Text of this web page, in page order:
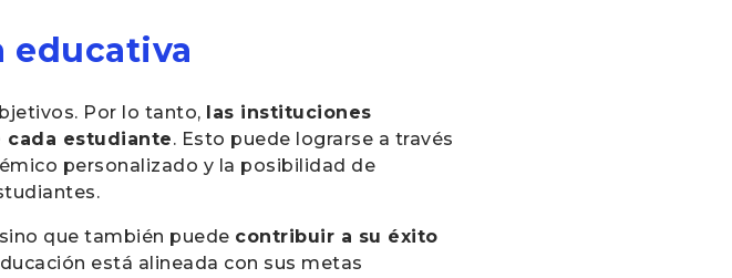
educativa
Por lo tanto, las instituciones
cada estudiante. Esto puede lograrse a través
personalizado y la posibilidad de
que también puede contribuir a su éxito
está alineada con sus metas